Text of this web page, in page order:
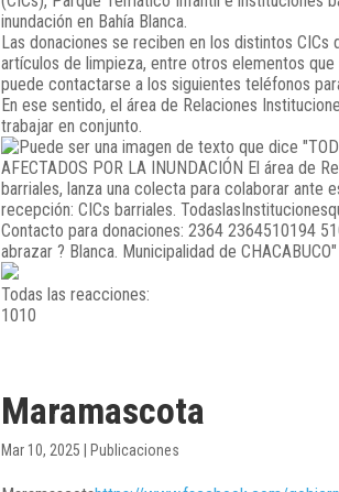
inundación en Bahía Blanca.
Las donaciones se reciben en los distintos
artículos de limpieza, entre otros elementos
puede contactarse a los siguientes teléfonos
En ese sentido, el área de Relaciones
trabajar en conjunto.
Todas las reacciones:
1010
Maramascota
Mar 10, 2025 Publicaciones